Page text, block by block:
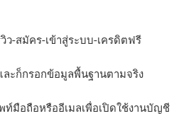
ว-สมัคร-เข้าสู่ระบบ-เครดิตฟรี
ะก็กรอกข้อมูลพื้นฐานตามจริง
ท์มือถือหรืออีเมลเพื่อเปิดใช้งานบัญชี